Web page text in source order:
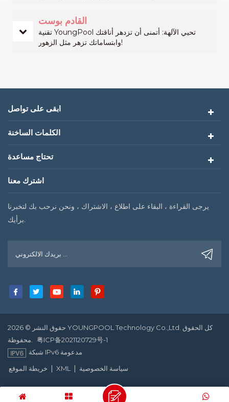
القادم بوست
تقنية YoungPool تحيي الآلهة: أتمنى أن تزدهر أناقتك
وابتساماتك تزهر مثل الزهور!
ابقى على تواصل
الكلمات الساخنة
تحتاج مساعدة
اشترك معنا
يرجى القراءة ، البقاء على اطلاع ، الاشتراك ، ونحن نرحب بك لتخبرنا
برأيك.
حقوق النشر © 2026 YOUNGPOOL Technology Co.,Ltd. كل الحقوق
محفوظة. 粤ICP备2021120729号-1
شبكة IPv6 مدعومة
خريطة الموقع
XML سياسة الخصوصية